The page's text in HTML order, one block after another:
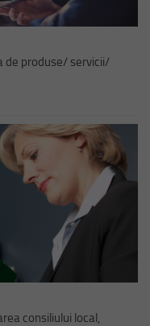
de produse/ servicii/
consiliului local,